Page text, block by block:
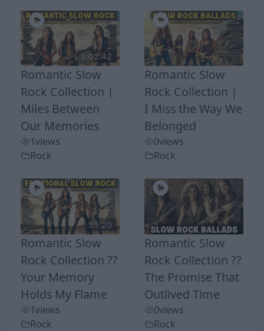
1:02:42
Romantic Slow
Rock Collection |
Miles Between
Our Memories
1views
Rock
Romantic Slow
Rock Collection |
I Miss the Way We
Belonged
0views
Rock
55:20
Romantic Slow
Rock Collection ??
Your Memory
Holds My Flame
1views
Rock
Romantic Slow
Rock Collection ??
The Promise That
Outlived Time
0views
Rock